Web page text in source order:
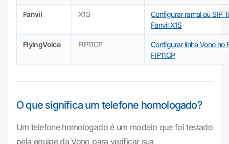
Fanvil X1S
Configurar ramal ou SIP
Fanvil X1S
FlyingVoice FIP11CP
Configurar linha Vono no
FIP11CP
O que significa um telefone homologado?
Um telefone homologado é um modelo que foi testado
pela equipe da Vono para verificar sua